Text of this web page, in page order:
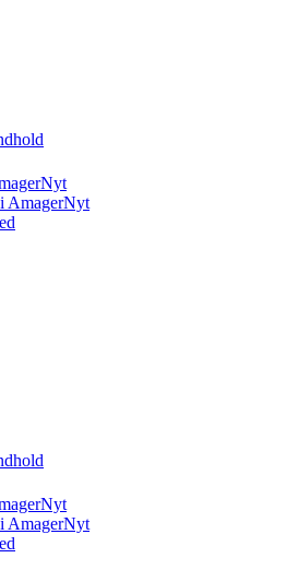
AmagerNyt
AmagerNyt